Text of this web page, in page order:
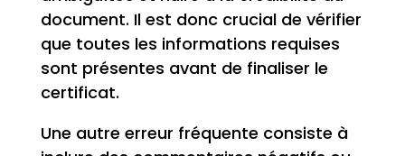
document. Il est donc crucial de vérifier
que toutes les informations requises
sont présentes avant de finaliser le
certificat.
Une autre erreur fréquente consiste à